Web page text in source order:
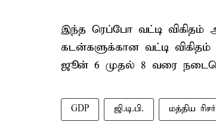
இந்த ரெப்போ வட்டி விகிதம்
கடன்களுக்கான வட்டி
ஜூன் 6 முதல் 8 வரை
GDP ஜி.டி.பி. மத்திய